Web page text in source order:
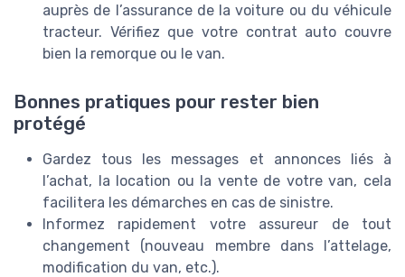
auprès de l’assurance de la voiture ou du véhicule
tracteur. Vérifiez que votre contrat auto couvre
bien la remorque ou le van.
Bonnes pratiques pour rester bien
protégé
Gardez tous les messages et annonces liés à
l’achat, la location ou la vente de votre van, cela
facilitera les démarches en cas de sinistre.
Informez rapidement votre assureur de tout
changement (nouveau membre dans l’attelage,
modification du van, etc.).